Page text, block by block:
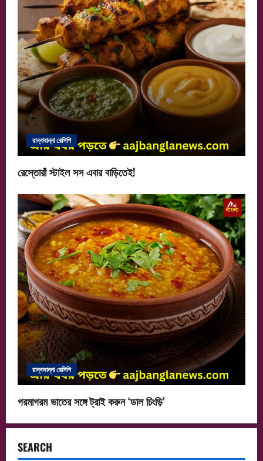
রান্নাবান্না রেসিপি
রেস্তোরাঁ স্টাইল সস এবার বাড়িতেই!
রান্নাবান্না রেসিপি
গরমাগরম ভাতের সঙ্গে ট্রাই করুন ‘ডাল চিংড়ি’
SEARCH